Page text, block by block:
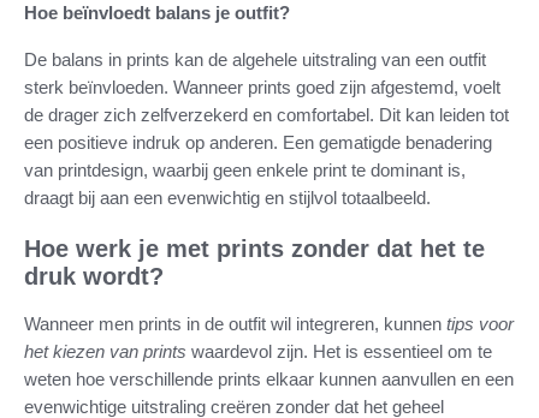
Hoe beïnvloedt balans je outfit?
De balans in prints kan de algehele uitstraling van een outfit
sterk beïnvloeden. Wanneer prints goed zijn afgestemd, voelt
de drager zich zelfverzekerd en comfortabel. Dit kan leiden tot
een positieve indruk op anderen. Een gematigde benadering
van printdesign, waarbij geen enkele print te dominant is,
draagt bij aan een evenwichtig en stijlvol totaalbeeld.
Hoe werk je met prints zonder dat het te
druk wordt?
Wanneer men prints in de outfit wil integreren, kunnen tips voor
het kiezen van prints waardevol zijn. Het is essentieel om te
weten hoe verschillende prints elkaar kunnen aanvullen en een
evenwichtige uitstraling creëren zonder dat het geheel